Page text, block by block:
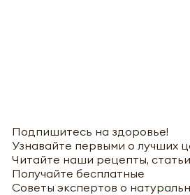
Подпишитесь на здоровье!
Узнавайте первыми о лучших
Читайте наши рецепты,
Получайте бесплатные
Советы экспертов о